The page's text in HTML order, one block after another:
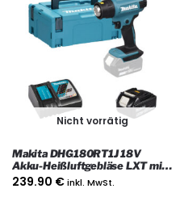
Nicht vorrätig
Makita DHG180RT1J 18V
Akku-Heißluftgebläse LXT mit
1x 5 Ah Akku, Ladegerät und
Koffer
239.90 €inkl. MwSt.